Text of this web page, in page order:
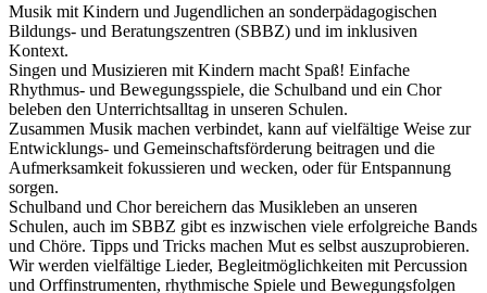
Musik mit Kindern und Jugendlichen an sonderpädagogischen
Bildungs- und Beratungszentren (SBBZ) und im inklusiven
Kontext.
Singen und Musizieren mit Kindern macht Spaß! Einfache
Rhythmus- und Bewegungsspiele, die Schulband und ein Chor
beleben den Unterrichtsalltag in unseren Schulen.
Zusammen Musik machen verbindet, kann auf vielfältige Weise zur
Entwicklungs- und Gemeinschaftsförderung beitragen und die
Aufmerksamkeit fokussieren und wecken, oder für Entspannung
sorgen.
Schulband und Chor bereichern das Musikleben an unseren
Schulen, auch im SBBZ gibt es inzwischen viele erfolgreiche Bands
und Chöre. Tipps und Tricks machen Mut es selbst auszuprobieren.
Wir werden vielfältige Lieder, Begleitmöglichkeiten mit Percussion
und Orffinstrumenten, rhythmische Spiele und Bewegungsfolgen